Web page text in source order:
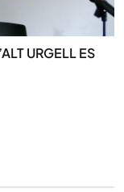
URGELL ES